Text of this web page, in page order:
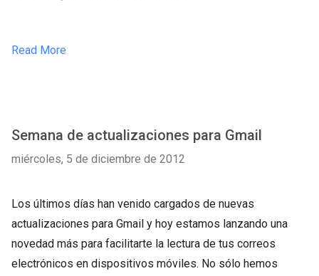
Read More
Semana de actualizaciones para Gmail
miércoles, 5 de diciembre de 2012
Los últimos días han venido cargados de nuevas
actualizaciones para Gmail y hoy estamos lanzando una
novedad más para facilitarte la lectura de tus correos
electrónicos en dispositivos móviles. No sólo hemos